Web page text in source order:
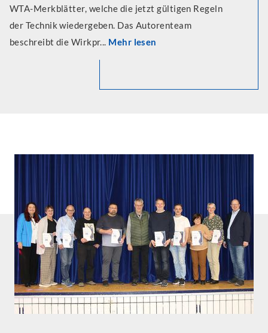
WTA-Merkblätter, welche die jetzt gültigen Regeln
der Technik wiedergeben. Das Autorenteam
beschreibt die Wirkpr... Mehr lesen